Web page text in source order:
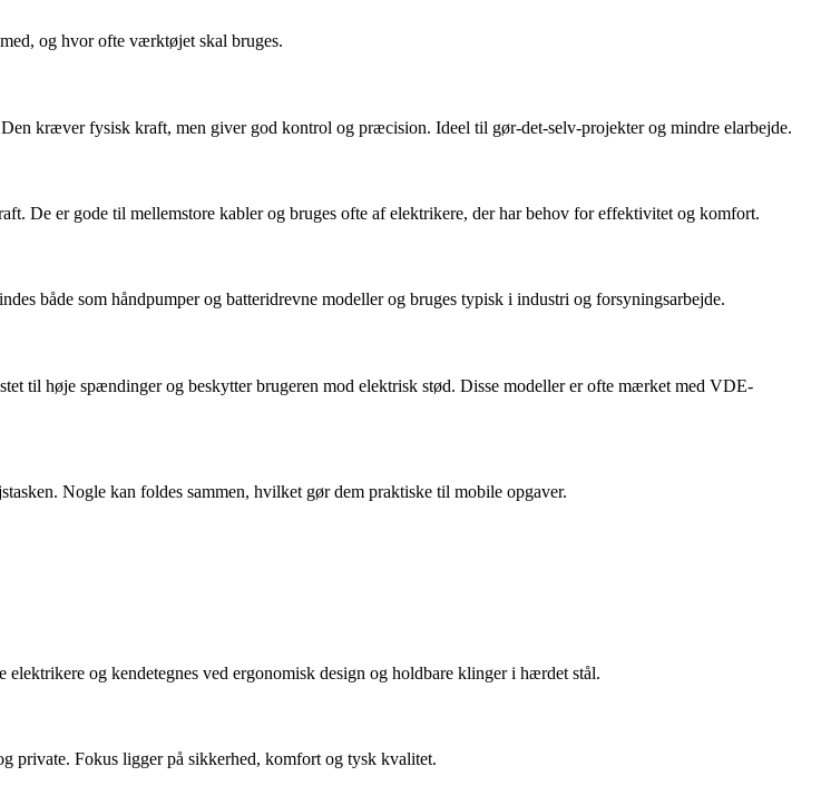
og hvor ofte værktøjet skal bruges.
kræver fysisk kraft, men giver god kontrol og præcision. Ideel til gør-det-selv-projekter og mindre elarbejde.
De er gode til mellemstore kabler og bruges ofte af elektrikere, der har behov for effektivitet og komfort.
både som håndpumper og batteridrevne modeller og bruges typisk i industri og forsyningsarbejde.
til høje spændinger og beskytter brugeren mod elektrisk stød. Disse modeller er ofte mærket med VDE-
Nogle kan foldes sammen, hvilket gør dem praktiske til mobile opgaver.
og kendetegnes ved ergonomisk design og holdbare klinger i hærdet stål.
private. Fokus ligger på sikkerhed, komfort og tysk kvalitet.